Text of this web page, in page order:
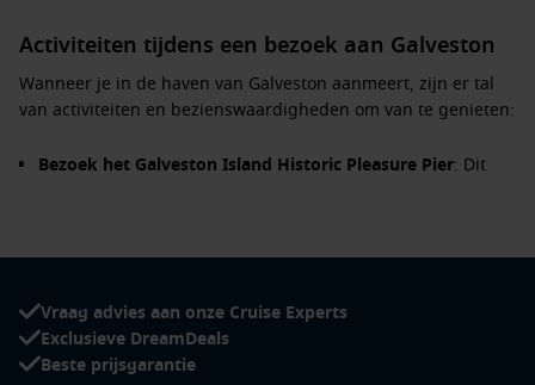
Activiteiten tijdens een bezoek aan Galveston
Wanneer je in de haven van Galveston aanmeert, zijn er tal
van activiteiten en bezienswaardigheden om van te genieten:
Bezoek het Galveston Island Historic Pleasure Pier: Dit
entertainmentcomplex omvat een aquarium, een
regenwoud en een IMAX-theater, perfect voor een
gezinsvriendelijke daguitstap.
Vraag advies aan onze Cruise Experts
Exclusieve DreamDeals
Beste prijsgarantie